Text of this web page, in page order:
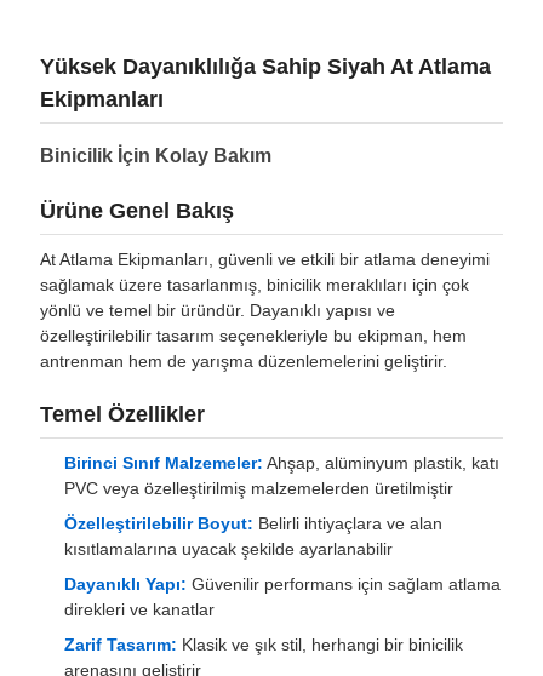
Yüksek Dayanıklılığa Sahip Siyah At Atlama
Ekipmanları
Binicilik İçin Kolay Bakım
Ürüne Genel Bakış
At Atlama Ekipmanları, güvenli ve etkili bir atlama deneyimi
sağlamak üzere tasarlanmış, binicilik meraklıları için çok
yönlü ve temel bir üründür. Dayanıklı yapısı ve
özelleştirilebilir tasarım seçenekleriyle bu ekipman, hem
antrenman hem de yarışma düzenlemelerini geliştirir.
Temel Özellikler
Birinci Sınıf Malzemeler: Ahşap, alüminyum plastik, katı
PVC veya özelleştirilmiş malzemelerden üretilmiştir
Özelleştirilebilir Boyut: Belirli ihtiyaçlara ve alan
kısıtlamalarına uyacak şekilde ayarlanabilir
Dayanıklı Yapı: Güvenilir performans için sağlam atlama
direkleri ve kanatlar
Zarif Tasarım: Klasik ve şık stil, herhangi bir binicilik
arenasını geliştirir